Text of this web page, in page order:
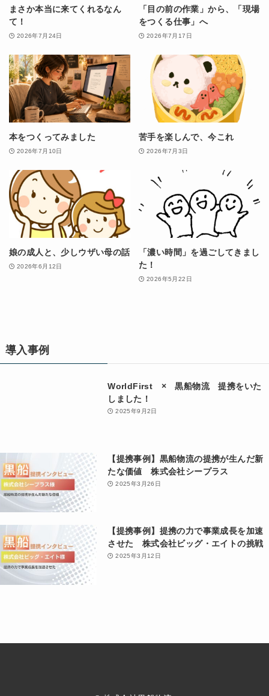
まさか本当に来てくれるなん
て！
2026年7月24日
「目の前の作業」から、「現場
をつくる仕事」へ
2026年7月17日
本をつくってみました
2026年7月10日
苦手を楽しんで、今これ
2026年7月3日
娘の成人と、少しウザい母の話
2026年6月12日
「濃い時間」を過ごしてきまし
た！
2026年5月22日
導入事例
WorldFirst × 黒船物流 提携をいた
しました！
2025年9月2日
【提携事例】黒船物流の提携が生んだ新
たな価値 株式会社シープラス
2025年3月26日
【提携事例】提携の力で事業成長を加速
させた 株式会社ビッグ・エイトの挑戦
2025年3月12日